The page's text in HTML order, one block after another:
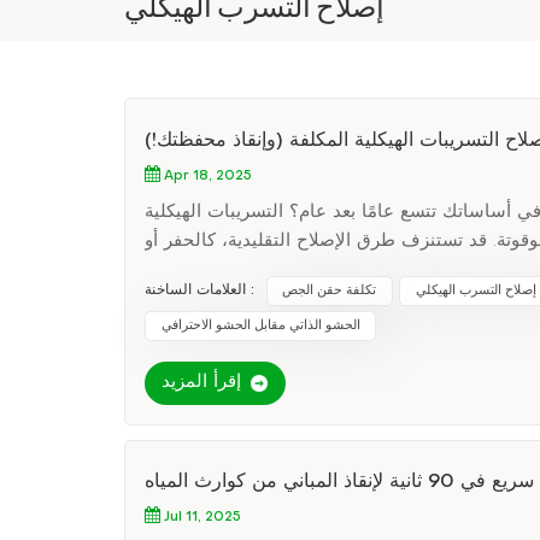
التسريبات الهيكلية المكلفة (وإنقاذ محفظتك!)
Apr 18, 2025
تتسع عامًا بعد عام؟ التسريبات الهيكلية
قد تستنزف طرق الإصلاح التقليدية، كالحفر أو
متخصصة أو مواد أسمنتية لسد الشقوق، وتثبيت
أو حفر حديقتك الخلفية. تخيل إصلاح جدار قبو
تفوز حقن الجص بالقلوب (والأموال): فعّالة من حيث
زلتَ متشككًا؟ اسأل أصحاب المنازل مثل سارة من تكساس، التي وفرت 12,000 دولار باختيارها حقن الجص لإصلاح أساس
العلامات الساخنة : تكلفة حقن الجص إصلاح التسرب الهيكلي
الحشو الذاتي مقابل الحشو الاحترافي
إقرأ المزيد
لإنقاذ المباني من كوارث المياه
Jul 11, 2025